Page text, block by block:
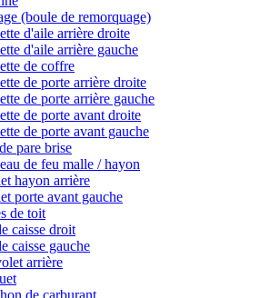
(boule de remorquage)
d'aile arrière droite
d'aile arrière gauche
de coffre
de porte arrière droite
de porte arrière gauche
de porte avant droite
de porte avant gauche
pare brise
de feu malle / hayon
hayon arrière
porte avant gauche
de toit
caisse droit
caisse gauche
arrière
de carburant